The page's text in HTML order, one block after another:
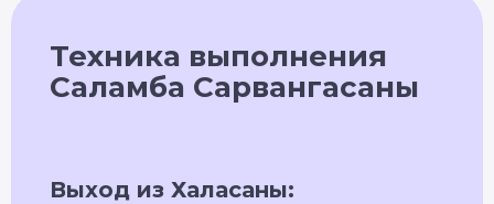
Техника выполнения
Саламба Сарвангасаны
Выход из Халасаны: